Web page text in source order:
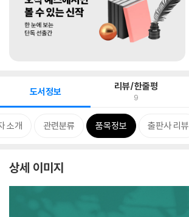
도서정보 리뷰/한줄평
9
소개 관련분류 품목정보 출판사 리뷰
상세 이미지